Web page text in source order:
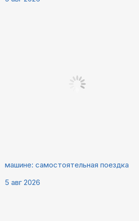
машине: самостоятельная поездка
5 авг 2026